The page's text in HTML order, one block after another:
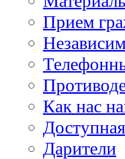
Прием
Как нас
Дарители